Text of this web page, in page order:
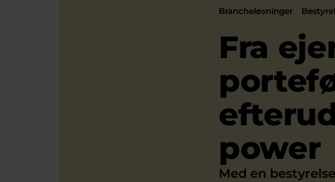
Brancheløsninger
Fra
power
Med en